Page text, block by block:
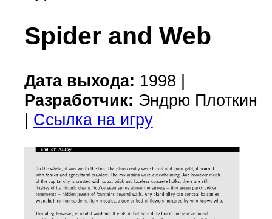
Spider and Web
Дата выхода: 1998 |
Разработчик: Эндрю Плоткин
| Ссылка на игру